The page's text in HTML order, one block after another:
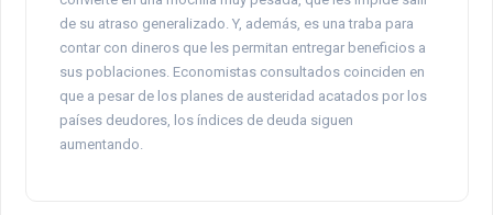
de su atraso generalizado. Y, además, es una traba para
contar con dineros que les permitan entregar beneficios a
sus poblaciones. Economistas consultados coinciden en
que a pesar de los planes de austeridad acatados por los
países deudores, los índices de deuda siguen
aumentando.